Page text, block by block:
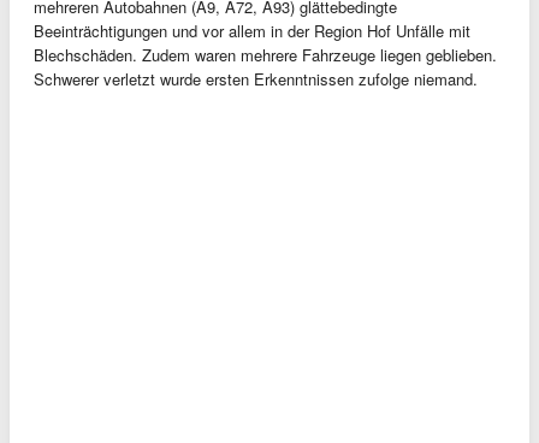
mehreren Autobahnen (A9, A72, A93) glättebedingte
Beeinträchtigungen und vor allem in der Region Hof Unfälle mit
Blechschäden. Zudem waren mehrere Fahrzeuge liegen geblieben.
Schwerer verletzt wurde ersten Erkenntnissen zufolge niemand.